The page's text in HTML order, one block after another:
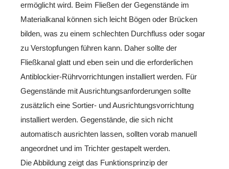
ermöglicht wird. Beim Fließen der Gegenstände im
Materialkanal können sich leicht Bögen oder Brücken
bilden, was zu einem schlechten Durchfluss oder sogar
zu Verstopfungen führen kann. Daher sollte der
Fließkanal glatt und eben sein und die erforderlichen
Antiblockier-Rührvorrichtungen installiert werden. Für
Gegenstände mit Ausrichtungsanforderungen sollte
zusätzlich eine Sortier- und Ausrichtungsvorrichtung
installiert werden. Gegenstände, die sich nicht
automatisch ausrichten lassen, sollten vorab manuell
angeordnet und im Trichter gestapelt werden.
Die Abbildung zeigt das Funktionsprinzip der